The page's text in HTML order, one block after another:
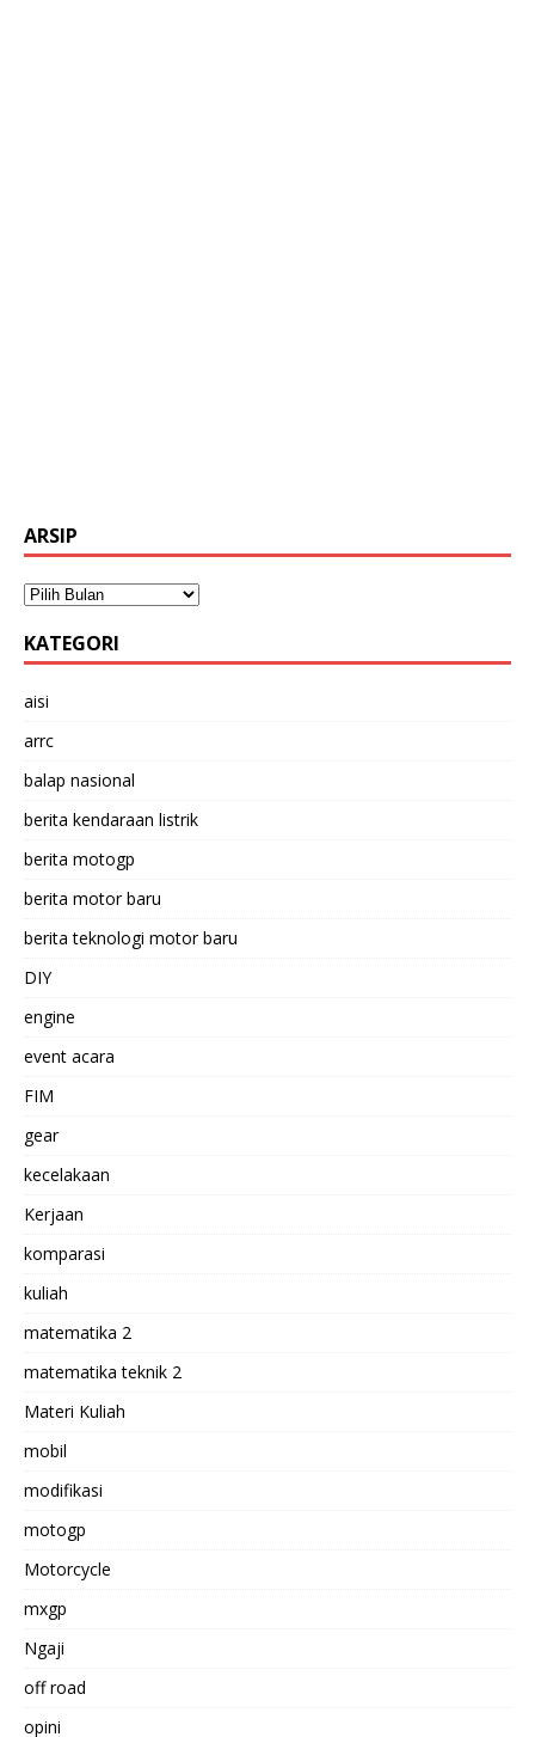
ARSIP
KATEGORI
aisi
arrc
balap nasional
berita kendaraan listrik
berita motogp
berita motor baru
berita teknologi motor baru
DIY
engine
event acara
FIM
gear
kecelakaan
Kerjaan
komparasi
kuliah
matematika 2
matematika teknik 2
Materi Kuliah
mobil
modifikasi
motogp
Motorcycle
mxgp
Ngaji
off road
opini